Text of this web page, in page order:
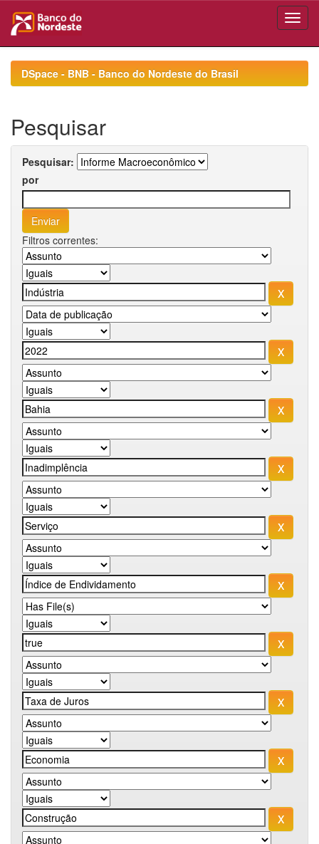
navigationDSpace - BNB - Banco do Nordeste do Brasil
Pesquisar
Pesquisar:
por
Filtros correntes: